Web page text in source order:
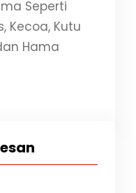
Seperti
Kecoa, Kutu
Hama